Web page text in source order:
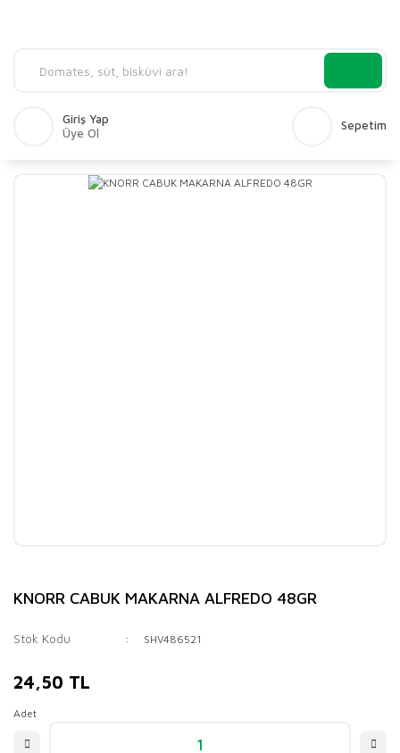
Giriş Yap
Üye Ol
Sepetim
KNORR CABUK MAKARNA ALFREDO 48GR
Stok Kodu SHV486521
24,50 TL
Adet